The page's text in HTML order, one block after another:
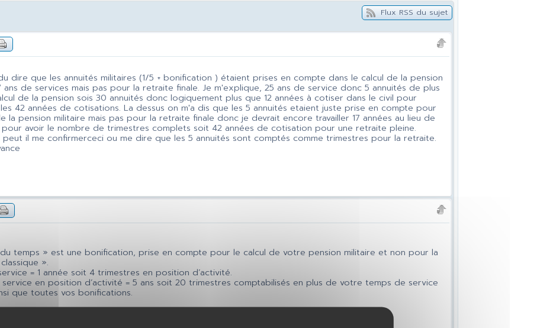
Flux RSS du sujet
dire que les annuités militaires (1/5 + bonification ) étaient prises en compte dans le calcul de la pension
ans de services mais pas pour la retraite finale. Je m'explique, 25 ans de service donc 5 annuités de plus
de la pension sois 30 annuités donc logiquement plus que 12 années à cotiser dans le civil pour
42 années de cotisations. La dessus on m'a dis que les 5 annuités etaient juste prise en compte pour
la pension militaire mais pas pour la retraite finale donc je devrait encore travailler 17 années au lieu de
pour avoir le nombre de trimestres complets soit 42 années de cotisation pour une retraite pleine.
peut il me confirmerceci ou me dire que les 5 annuités sont comptés comme trimestres pour la retraite.
temps » est une bonification, prise en compte pour le calcul de votre pension militaire et non pour la
».
= 1 année soit 4 trimestres en position d’activité.
service en position d’activité = 5 ans soit 20 trimestres comptabilisés en plus de votre temps de service
que toutes vos bonifications.
été claire. Sinon n’hésitez pas.